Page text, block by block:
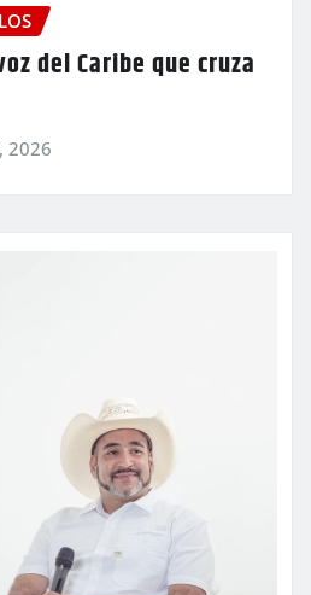
del Caribe que cruza
2026